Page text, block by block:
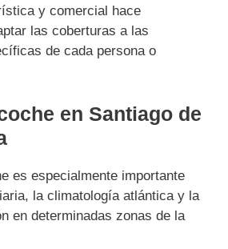
y comercial hace
las coberturas a las
de cada persona o
en Santiago de
es especialmente importante
la climatología atlántica y la
en determinadas zonas de la